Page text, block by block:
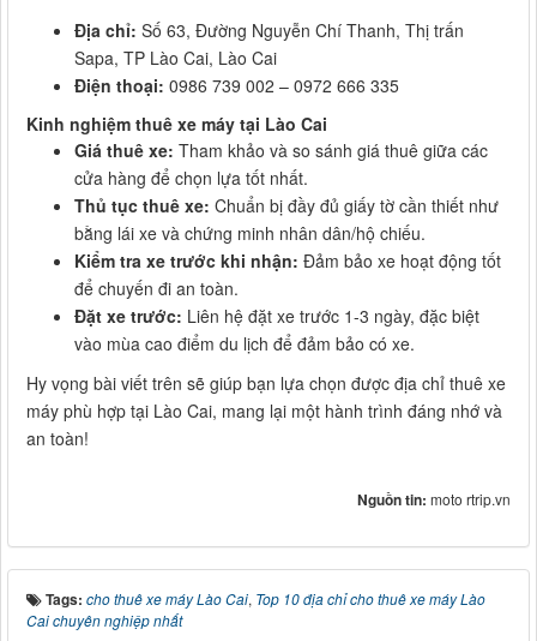
Địa chỉ: Số 63, Đường Nguyễn Chí Thanh, Thị trấn
Sapa, TP Lào Cai, Lào Cai
Điện thoại: 0986 739 002 – 0972 666 335
Kinh nghiệm thuê xe máy tại Lào Cai
Giá thuê xe: Tham khảo và so sánh giá thuê giữa các
cửa hàng để chọn lựa tốt nhất.
Thủ tục thuê xe: Chuẩn bị đầy đủ giấy tờ cần thiết như
bằng lái xe và chứng minh nhân dân/hộ chiếu.
Kiểm tra xe trước khi nhận: Đảm bảo xe hoạt động tốt
để chuyến đi an toàn.
Đặt xe trước: Liên hệ đặt xe trước 1-3 ngày, đặc biệt
vào mùa cao điểm du lịch để đảm bảo có xe.
Hy vọng bài viết trên sẽ giúp bạn lựa chọn được địa chỉ thuê xe
máy phù hợp tại Lào Cai, mang lại một hành trình đáng nhớ và
an toàn!
Nguồn tin: moto rtrip.vn
Tags: cho thuê xe máy Lào Cai, Top 10 địa chỉ cho thuê xe máy Lào
Cai chuyên nghiệp nhất